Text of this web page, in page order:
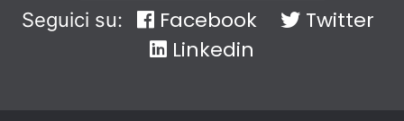
Seguici su: Facebook
Twitter
Linkedin